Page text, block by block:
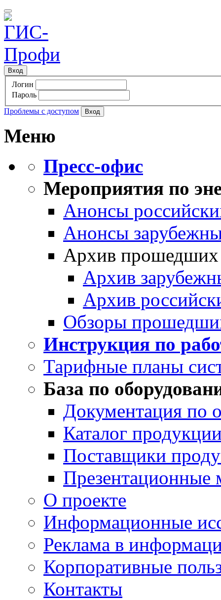
Вход
Логин
Пароль
Проблемы с доступом
Меню
Пресс-офис
Мероприятия по
Анонсы
Анонсы
Архив прошедших
Архив
Архив
Обзоры
Инструкция по
Тарифные планы
База по
Документация по
Каталог
Поставщики
Презентационные
О проекте
Информационные
Реклама в
Корпоративные
Контакты